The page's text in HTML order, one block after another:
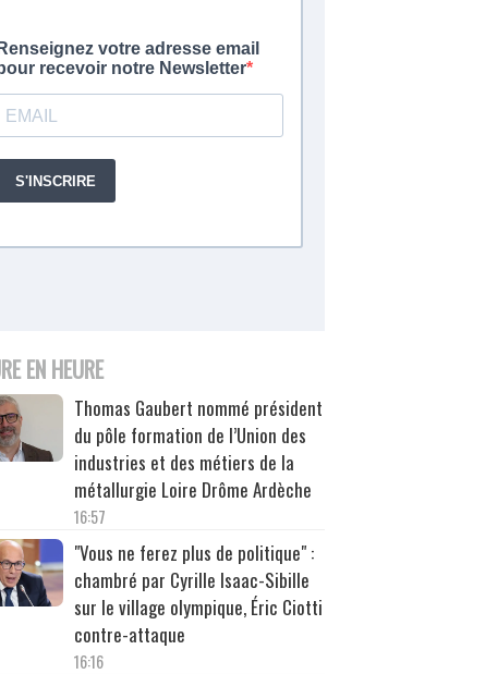
EN HEURE
Thomas Gaubert nommé président
du pôle formation de l’Union des
industries et des métiers de la
métallurgie Loire Drôme Ardèche
16:57
"Vous ne ferez plus de politique" :
chambré par Cyrille Isaac-Sibille
sur le village olympique, Éric Ciotti
contre-attaque
16:16